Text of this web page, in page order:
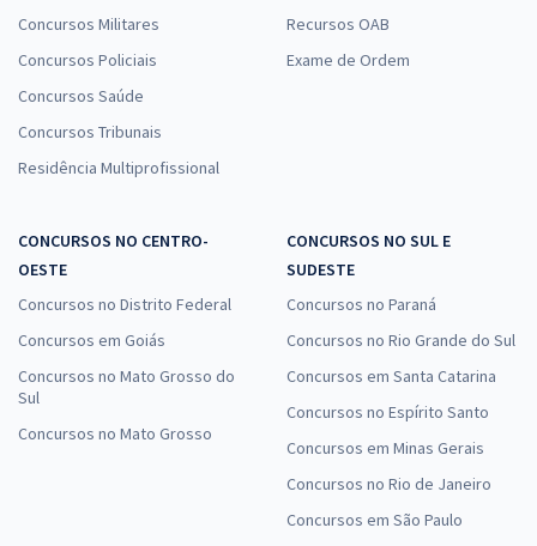
Concursos Militares
Concursos Policiais
Concursos Saúde
Concursos Tribunais
Residência Multiprofissional
Recursos OAB
Exame de Ordem
CONCURSOS NO CENTRO-
OESTE
Concursos no Distrito Federal
Concursos em Goiás
Concursos no Mato Grosso do
Sul
Concursos no Mato Grosso
CONCURSOS NO SUL E
SUDESTE
Concursos no Paraná
Concursos no Rio Grande do Sul
Concursos em Santa Catarina
Concursos no Espírito Santo
Concursos em Minas Gerais
Concursos no Rio de Janeiro
Concursos em São Paulo